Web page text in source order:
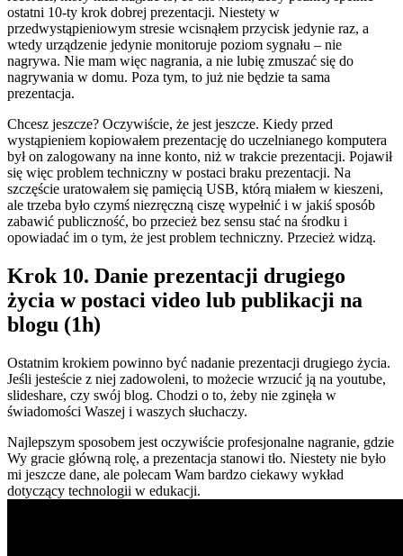
ostatni 10-ty krok dobrej prezentacji. Niestety w
przedwystąpieniowym stresie wcisnąłem przycisk jedynie raz, a
wtedy urządzenie jedynie monitoruje poziom sygnału – nie
nagrywa. Nie mam więc nagrania, a nie lubię zmuszać się do
nagrywania w domu. Poza tym, to już nie będzie ta sama
prezentacja.
Chcesz jeszcze? Oczywiście, że jest jeszcze. Kiedy przed
wystąpieniem kopiowałem prezentację do uczelnianego komputera
był on zalogowany na inne konto, niż w trakcie prezentacji. Pojawił
się więc problem techniczny w postaci braku prezentacji. Na
szczęście uratowałem się pamięcią USB, którą miałem w kieszeni,
ale trzeba było czymś niezręczną ciszę wypełnić i w jakiś sposób
zabawić publiczność, bo przecież bez sensu stać na środku i
opowiadać im o tym, że jest problem techniczny. Przecież widzą.
Krok 10. Danie prezentacji drugiego
życia w postaci video lub publikacji na
blogu (1h)
Ostatnim krokiem powinno być nadanie prezentacji drugiego życia.
Jeśli jesteście z niej zadowoleni, to możecie wrzucić ją na youtube,
slideshare, czy swój blog. Chodzi o to, żeby nie zginęła w
świadomości Waszej i waszych słuchaczy.
Najlepszym sposobem jest oczywiście profesjonalne nagranie, gdzie
Wy gracie główną rolę, a prezentacja stanowi tło. Niestety nie było
mi jeszcze dane, ale polecam Wam bardzo ciekawy wykład
dotyczący technologii w edukacji.